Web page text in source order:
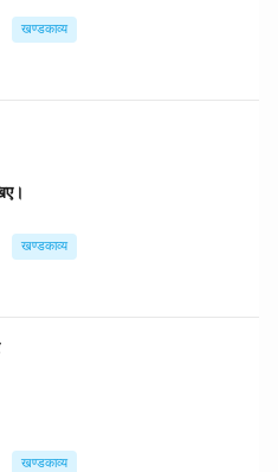
खण्डकाव्य
खण्डकाव्य
खण्डकाव्य